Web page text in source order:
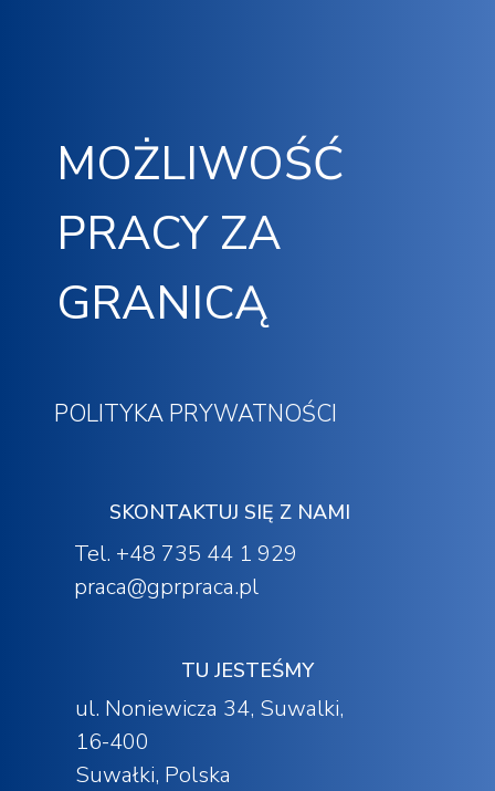
MOŻLIWOŚĆ
PRACY ZA
GRANICĄ
POLITYKA PRYWATNOŚCI
SKONTAKTUJ SIĘ Z NAMI
Tel. +48 735 44 1 929
praca@gprpraca.pl
TU JESTEŚMY
ul. Noniewicza 34, Suwalki,
16-400
Suwałki, Polska